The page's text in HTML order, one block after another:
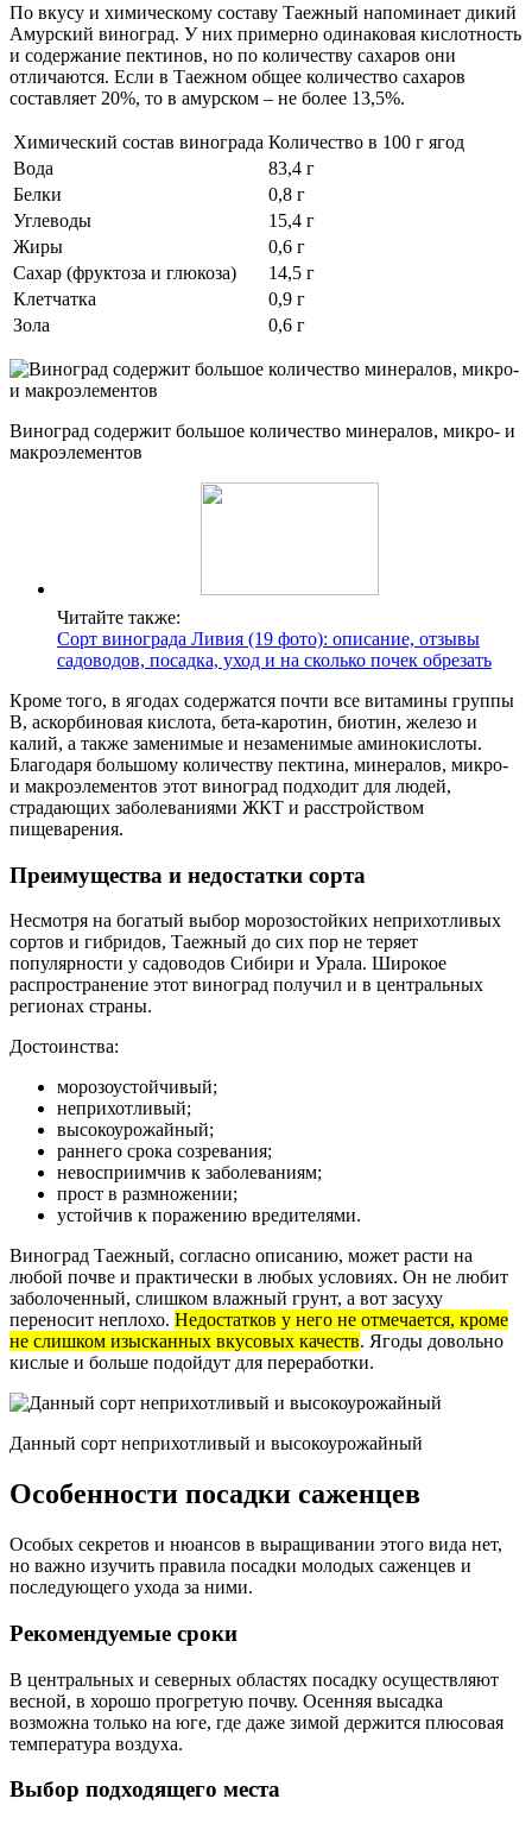
По вкусу и химическому составу Таежный напоминает дикий
Амурский виноград. У них примерно одинаковая кислотность
и содержание пектинов, но по количеству сахаров они
отличаются. Если в Таежном общее количество сахаров
составляет 20%, то в амурском – не более 13,5%.
Химический состав винограда Количество в 100 г ягод
Вода
83,4 г
Белки
0,8 г
Углеводы
15,4 г
Жиры
0,6 г
Сахар (фруктоза и глюкоза)
14,5 г
Клетчатка
0,9 г
Зола
0,6 г
Виноград содержит большое количество минералов, микро- и
макроэлементов
Читайте также:
Сорт винограда Ливия (19 фото): описание, отзывы
садоводов, посадка, уход и на сколько почек обрезать
Кроме того, в ягодах содержатся почти все витамины группы
В, аскорбиновая кислота, бета-каротин, биотин, железо и
калий, а также заменимые и незаменимые аминокислоты.
Благодаря большому количеству пектина, минералов, микро-
и макроэлементов этот виноград подходит для людей,
страдающих заболеваниями ЖКТ и расстройством
пищеварения.
Преимущества и недостатки сорта
Несмотря на богатый выбор морозостойких неприхотливых
сортов и гибридов, Таежный до сих пор не теряет
популярности у садоводов Сибири и Урала. Широкое
распространение этот виноград получил и в центральных
регионах страны.
Достоинства:
морозоустойчивый;
неприхотливый;
высокоурожайный;
раннего срока созревания;
невосприимчив к заболеваниям;
прост в размножении;
устойчив к поражению вредителями.
Виноград Таежный, согласно описанию, может расти на
любой почве и практически в любых условиях. Он не любит
заболоченный, слишком влажный грунт, а вот засуху
переносит неплохо. Недостатков у него не отмечается, кроме
не слишком изысканных вкусовых качеств. Ягоды довольно
кислые и больше подойдут для переработки.
Данный сорт неприхотливый и высокоурожайный
Особенности посадки саженцев
Особых секретов и нюансов в выращивании этого вида нет,
но важно изучить правила посадки молодых саженцев и
последующего ухода за ними.
Рекомендуемые сроки
В центральных и северных областях посадку осуществляют
весной, в хорошо прогретую почву. Осенняя высадка
возможна только на юге, где даже зимой держится плюсовая
температура воздуха.
Выбор подходящего места